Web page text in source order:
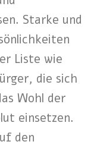
Starke und
Liste wie
die sich
Wohl der
einsetzen.
den